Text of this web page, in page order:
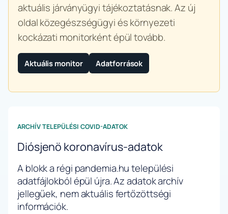
aktuális járványügyi tájékoztatásnak. Az új
oldal közegészségügyi és környezeti
kockázati monitorként épül tovább.
Aktuális monitor Adatforrások
ARCHÍV TELEPÜLÉSI COVID-ADATOK
Diósjenö koronavírus-adatok
A blokk a régi pandemia.hu települési
adatfájlokból épül újra. Az adatok archív
jellegűek, nem aktuális fertőzöttségi
információk.